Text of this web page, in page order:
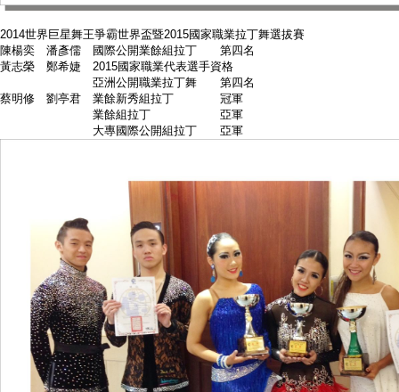
2014世界巨星舞王爭霸世界盃暨2015國家職業拉丁舞選拔賽
陳楊奕 潘彥儒 國際公開業餘組拉丁 第四名
黃志榮 鄭希婕 2015國家職業代表選手資格
亞洲公開職業拉丁舞 第四名
蔡明修 劉亭君 業餘新秀組拉丁 冠軍
業餘組拉丁 亞軍
大專國際公開組拉丁 亞軍